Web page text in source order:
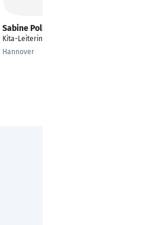
Sabine Poll
Kita-Leiterin
Hannover